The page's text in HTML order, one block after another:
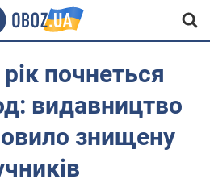
почнеться
видавництво
знищену